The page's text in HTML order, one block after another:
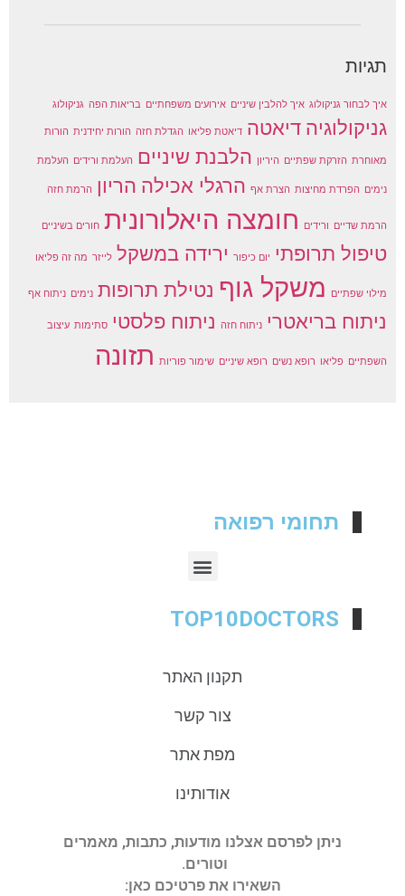
תגיות
איך לבחור גניקולוג איך להלבין שיניים אירועים משפחתיים בריאות הפה גניקולוג
גניקולוגיה דיאטה דיאטת פליאו הגדלת חזה הורות יחידנית הורות
מאוחרת הזרקת שפתיים היריון הלבנת שיניים העלמת ורידים העלמת
נימים הפרדת מחיצות הצרת אף הרגלי אכילה הריון הרמת חזה
הרמת שדיים ורידים חומצה היאלורונית חורים בשיניים
טיפול תרופתי יום כיפור ירידה במשקל לייזר מה זה פליאו
מילוי שפתיים משקל גוף נטילת תרופות נימים ניתוח אף
ניתוח בריאטרי ניתוח חזה ניתוח פלסטי סתימות עיצוב
השפתיים פליאו רופא נשים רופא שיניים שימור פוריות תזונה
תחומי רפואה
TOP10DOCTORS
תקנון האתר
צור קשר
מפת אתר
אודותינו
ניתן לפרסם אצלנו מודעות, כתבות, מאמרים
וטורים.
השאירו את פרטיכם כאן: